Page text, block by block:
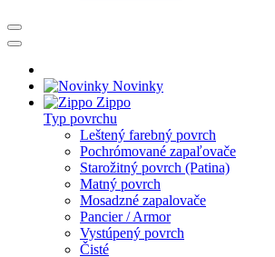
Novinky
Zippo
Typ povrchu
Leštený farebný povrch
Pochrómované zapaľovače
Starožitný povrch (Patina)
Matný povrch
Mosadzné zapalovače
Pancier / Armor
Vystúpený povrch
Čisté